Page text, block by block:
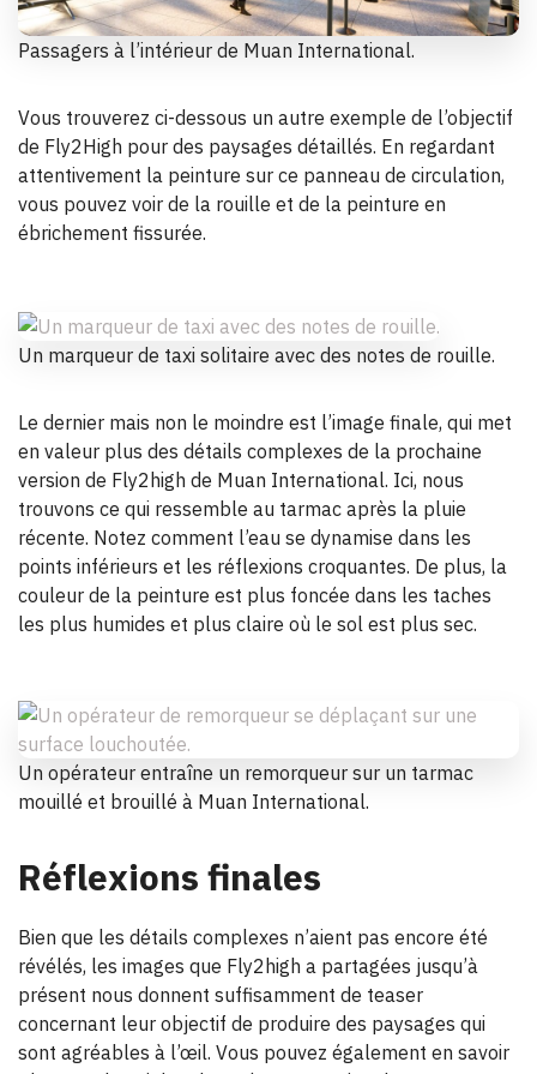
Passagers à l’intérieur de Muan International.
Vous trouverez ci-dessous un autre exemple de l’objectif
de Fly2High pour des paysages détaillés. En regardant
attentivement la peinture sur ce panneau de circulation,
vous pouvez voir de la rouille et de la peinture en
ébrichement fissurée.
Un marqueur de taxi solitaire avec des notes de rouille.
Le dernier mais non le moindre est l’image finale, qui met
en valeur plus des détails complexes de la prochaine
version de Fly2high de Muan International. Ici, nous
trouvons ce qui ressemble au tarmac après la pluie
récente. Notez comment l’eau se dynamise dans les
points inférieurs et les réflexions croquantes. De plus, la
couleur de la peinture est plus foncée dans les taches
les plus humides et plus claire où le sol est plus sec.
Un opérateur entraîne un remorqueur sur un tarmac
mouillé et brouillé à Muan International.
Réflexions finales
Bien que les détails complexes n’aient pas encore été
révélés, les images que Fly2high a partagées jusqu’à
présent nous donnent suffisamment de teaser
concernant leur objectif de produire des paysages qui
sont agréables à l’œil. Vous pouvez également en savoir